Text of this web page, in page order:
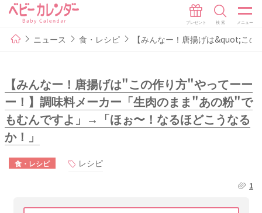
ニュース 食・レシピ 【みんなー！唐揚げは&quot;こ
【みんなー！唐揚げは"この作り方"やってーー
ー！】調味料メーカー「生肉のまま"あの粉"で
もむんですよ」→「ほぉ〜！なるほどこうなる
か！」
食・レシピ レシピ
1